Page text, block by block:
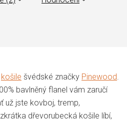
košile švédské značky Pinewood
bavlněný flanel vám zaručí
už jste kovboj, tremp,
dřevorubecká košile líbí,